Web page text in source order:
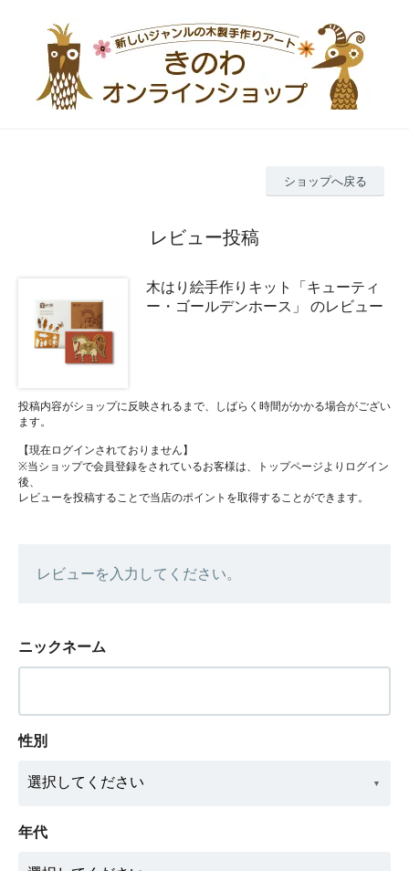
ショップへ戻る
レビュー投稿
木はり絵手作りキット「キューティ
ー・ゴールデンホース」 のレビュー
投稿内容がショップに反映されるまで、しばらく時間がかかる場合がござい
ます。
【現在ログインされておりません】
※当ショップで会員登録をされているお客様は、トップページよりログイン
後、
レビューを投稿することで当店のポイントを取得することができます。
レビューを入力してください。
ニックネーム
性別
年代